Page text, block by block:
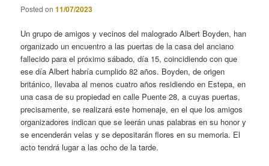
Posted on11/07/2023
Un grupo de amigos y vecinos del malogrado Albert Boyden, han
organizado un encuentro a las puertas de la casa del anciano
fallecido para el próximo sábado, día 15, coincidiendo con que
ese día Albert habría cumplido 82 años. Boyden, de origen
británico, llevaba al menos cuatro años residiendo en Estepa, en
una casa de su propiedad en calle Puente 28, a cuyas puertas,
precisamente, se realizará este homenaje, en el que los amigos
organizadores indican que se leerán unas palabras en su honor y
se encenderán velas y se depositarán flores en su memoria. El
acto tendrá lugar a las ocho de la tarde.